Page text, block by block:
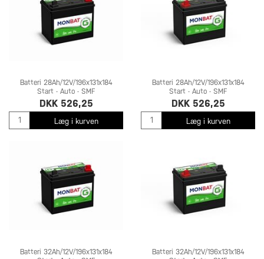
Batteri 28Ah/12V/196x131x184
Start - Auto - SMF
DKK 526,25
Læg i kurven
Batteri 28Ah/12V/196x131x184
Start - Auto - SMF
DKK 526,25
Læg i kurven
Batteri 32Ah/12V/196x131x184
Batteri 32Ah/12V/196x131x184